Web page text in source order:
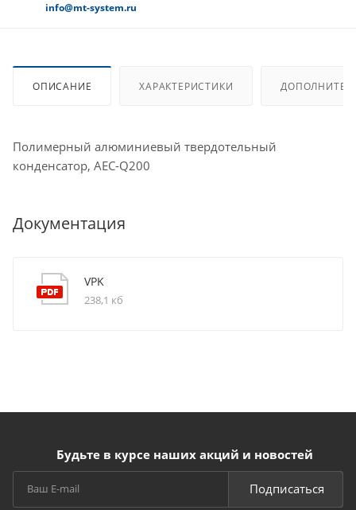
info@mt-system.ru
ОПИСАНИЕ ХАРАКТЕРИСТИКИ
Полимерный алюминиевый твердотельный
конденсатор, AEC-Q200
Документация
VPK
238,1 кб
Будьте в курсе наших акций и новостей
Подписаться